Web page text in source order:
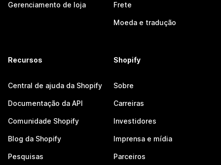
Gerenciamento de loja Frete
Moeda e tradução
Recursos
Central de ajuda da Shopify
Documentação da API
Comunidade Shopify
Blog da Shopify
Pesquisas
Shopify
Sobre
Carreiras
Investidores
Imprensa e mídia
Parceiros